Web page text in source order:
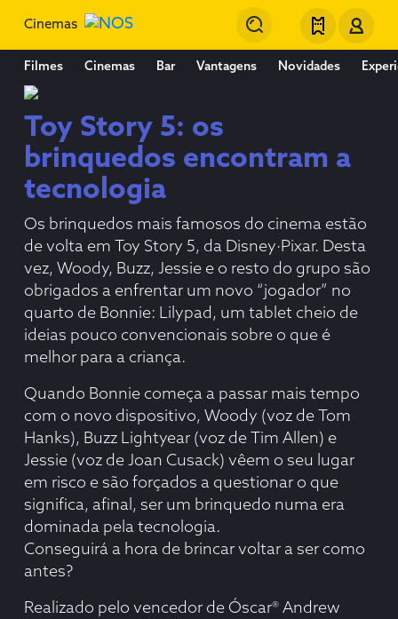
Cinemas
Filmes Cinemas Bar Vantagens Novidades
Toy Story 5: os
brinquedos encontram a
tecnologia
Os brinquedos mais famosos do cinema estão
de volta em Toy Story 5, da Disney·Pixar. Desta
vez, Woody, Buzz, Jessie e o resto do grupo são
obrigados a enfrentar um novo “jogador” no
quarto de Bonnie: Lilypad, um tablet cheio de
ideias pouco convencionais sobre o que é
melhor para a criança.
Quando Bonnie começa a passar mais tempo
com o novo dispositivo, Woody (voz de Tom
Hanks), Buzz Lightyear (voz de Tim Allen) e
Jessie (voz de Joan Cusack) vêem o seu lugar
em risco e são forçados a questionar o que
significa, afinal, ser um brinquedo numa era
dominada pela tecnologia.
Conseguirá a hora de brincar voltar a ser como
antes?
Realizado pelo vencedor de Óscar® Andrew